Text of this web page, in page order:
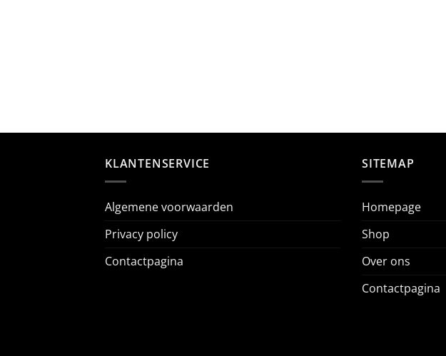
KLANTENSERVICE
Algemene voorwaarden
Privacy policy
Contactpagina
SITEMAP
Homepage
Shop
Over ons
Contactpagina